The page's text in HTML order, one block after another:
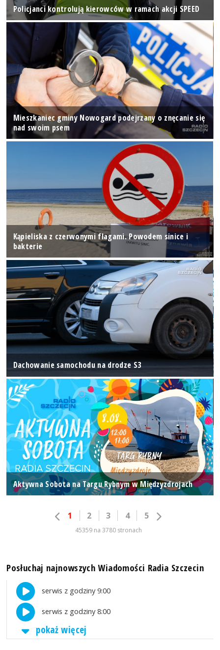
Policjanci kontrolują kierowców w ramach akcji SPEED
Mieszkaniec gminy Nowogard podejrzany o znęcanie się
nad swoim psem
Kąpieliska z czerwonymi flagami. Powodem sinice i
bakterie
Dachowanie samochodu na drodze S3
Aktywna Sobota na Targu Rybnym w Międzyzdrojach
1 2 3 4 5
45359 na 3780 stronach
Posłuchaj najnowszych Wiadomości Radia Szczecin
serwis z godziny 9:00
serwis z godziny 8:00
pokaż więcej